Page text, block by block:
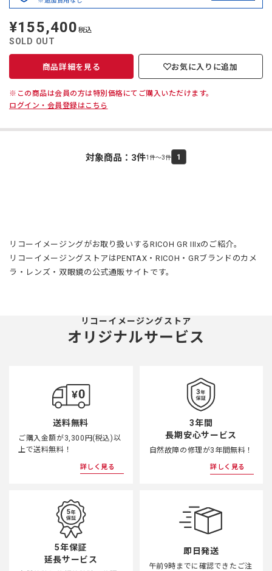
定
価
¥155,400 税込
SOLD OUT
商品詳細を見る お気に入りに追加
※この商品は会員の方は特別価格にてご購入いただけます。
ログイン・会員登録はこちら
対象商品： 3件1件～3件 1
リコーイメージングがお取り扱いするRICOH GR IIIxのご紹介。
リコーイメージングストアはPENTAX・RICOH・GRブランドのカメ
ラ・レンズ・双眼鏡の公式通販サイトです。
リコーイメージングストア
オリジナルサービス
送料無料
ご購入金額が3,300円(税込)以
上で送料無料！
詳しく見る
3年間
長期安心サービス
自然故障の修理が3年間無料！
詳しく見る
5年保証
延長サービス
即日発送
午前9時までに確認できたご注